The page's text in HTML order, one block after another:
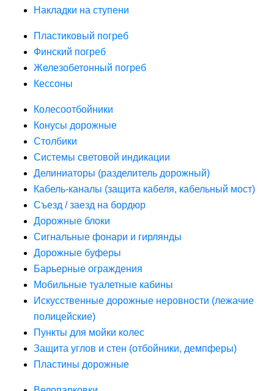
Накладки на ступени
Пластиковый погреб
Финский погреб
Железобетонный погреб
Кессоны
Колесоотбойники
Конусы дорожные
Столбики
Системы световой индикации
Делиниаторы (разделитель дорожный)
Кабель-каналы (защита кабеля, кабельный мост)
Съезд / заезд на бордюр
Дорожные блоки
Сигнальные фонари и гирлянды
Дорожные буферы
Барьерные ограждения
Мобильные туалетные кабины
Искусственные дорожные неровности (лежачие
полицейские)
Пункты для мойки колес
Защита углов и стен (отбойники, демпферы)
Пластины дорожные